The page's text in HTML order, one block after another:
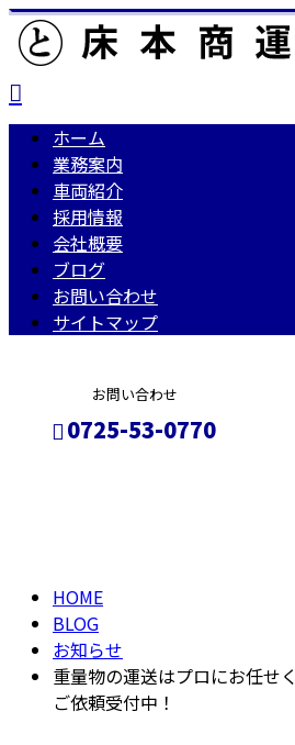
ホーム
業務案内
車両紹介
採用情報
会社概要
ブログ
お問い合わせ
サイトマップ
お問い合わせ
0725-53-0770
HOME
BLOG
お知らせ
重量物の運送はプロにお任せ
ご依頼受付中！